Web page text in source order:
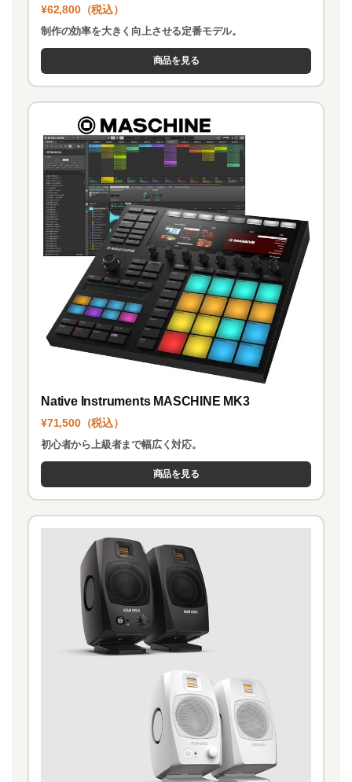
¥62,800（税込）
制作の効率を大きく向上させる定番モデル。
商品を見る
Native Instruments MASCHINE MK3
¥71,500（税込）
初心者から上級者まで幅広く対応。
商品を見る